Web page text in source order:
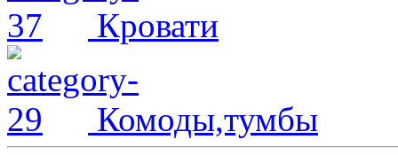
Кровати
Комоды,тумбы